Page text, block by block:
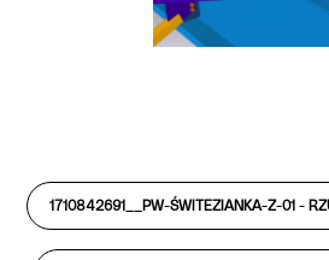
1710842691__PW-ŚWITEZIANKA-Z-01 -